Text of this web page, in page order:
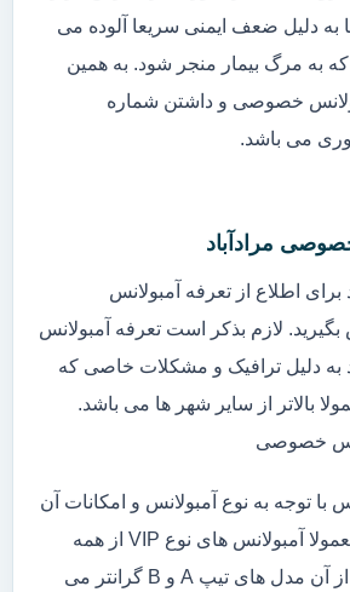
به دلیل ضعف ایمنی سریعا آلوده می
به مرگ بیمار منجر شود. به همین
خصوصی و داشتن شماره
می باشد.
مرادآباد
برای اطلاع از تعرفه آمبولانس
لازم بذکر است تعرفه آمبولانس
به دلیل ترافیک و مشکلات خاصی که
بالاتر از سایر شهر ها می باشد.
خصوصی
با توجه به نوع آمبولانس و امکانات آن
متفاوت خواهد بود معمولا آمبولانس های نوع VIP از همه
مدل ها گرانتر و بعد از آن مدل های تیپ A و B گرانتر می